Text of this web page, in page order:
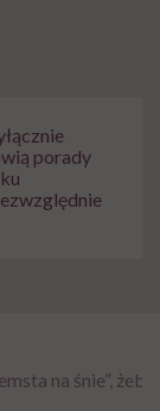
porady
na śnie”,